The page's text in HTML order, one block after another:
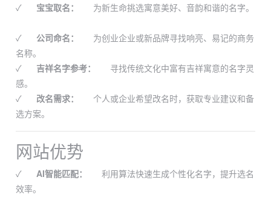
✓ 宝宝取名： 为新生命挑选寓意美好、音韵和谐的名字。
✓ 公司命名：
为创业企业或新品牌寻找响亮、易记的商务
名称。
✓
吉祥名字参考：
寻找传统文化中富有吉祥寓意的名字灵
感。
✓
改名需求：
个人或企业希望改名时，获取专业建议和备
选方案。
网站优势
✓ AI智能匹配：
利用算法快速生成个性化名字，提升选名
效率。